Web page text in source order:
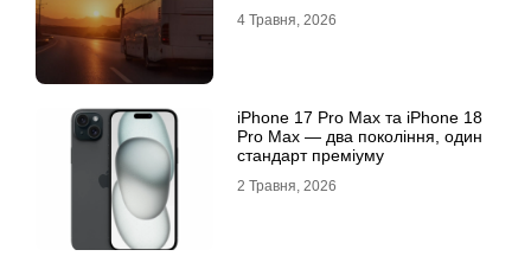
4 Травня, 2026
iРhone 17 Рro Мax та iРhone 18
Рro Мax — два покоління, один
стандарт преміуму
2 Травня, 2026